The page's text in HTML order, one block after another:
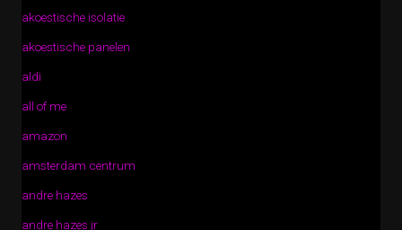
akoestische isolatie
akoestische panelen
aldi
all of me
amazon
amsterdam centrum
andre hazes
andre hazes jr